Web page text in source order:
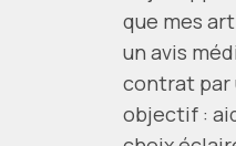
que mes
un avis
contrat par
objectif :